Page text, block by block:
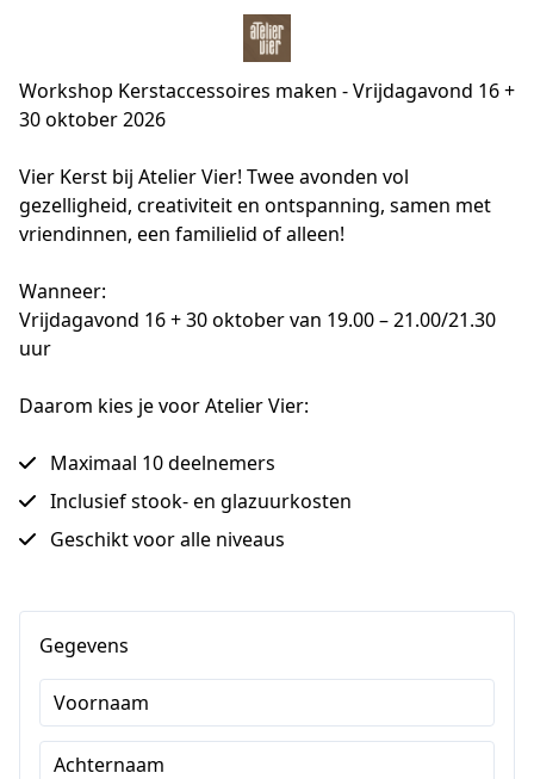
Workshop Kerstaccessoires maken - Vrijdagavond 16 +
30 oktober 2026
Vier Kerst bij Atelier Vier! Twee avonden vol
gezelligheid, creativiteit en ontspanning, samen met
vriendinnen, een familielid of alleen!
Wanneer:
Vrijdagavond 16 + 30 oktober van 19.00 – 21.00/21.30
uur
Daarom kies je voor Atelier Vier:
Maximaal 10 deelnemers
Inclusief stook- en glazuurkosten
Geschikt voor alle niveaus
Gegevens
Voornaam
Achternaam